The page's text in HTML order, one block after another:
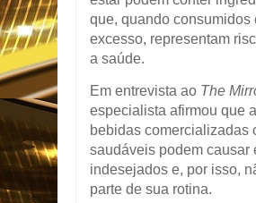
que, quando consumidos
excesso, representam
a saúde.
Em entrevista ao The
especialista afirmou que
bebidas comercializadas
saudáveis podem causar
indesejados e, por isso,
parte de sua rotina.